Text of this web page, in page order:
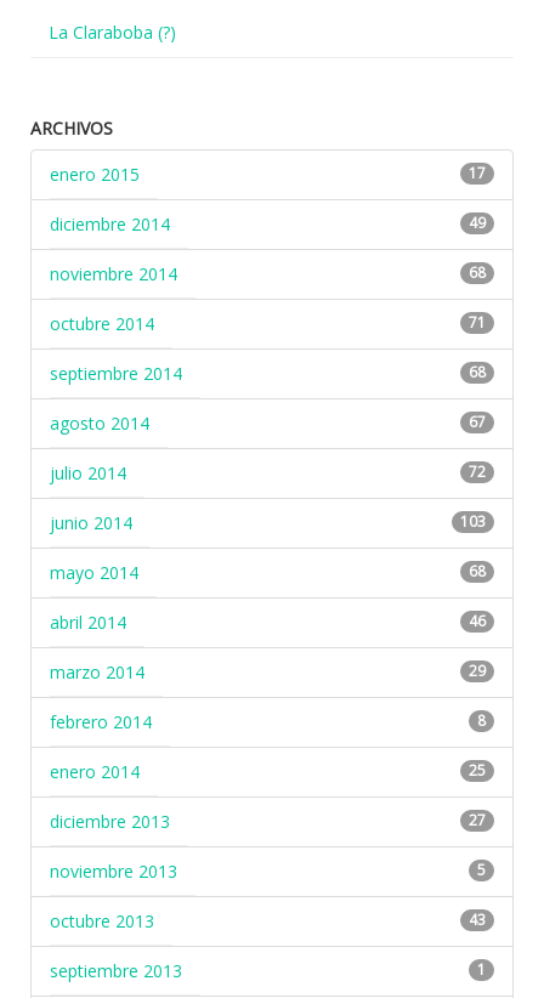
La Claraboba (?)
ARCHIVOS
enero 2015
17
diciembre 2014 49
noviembre 2014 68
octubre 2014 71
septiembre 2014 68
agosto 2014 67
julio 2014 72
junio 2014 103
mayo 2014 68
abril 2014 46
marzo 2014 29
febrero 2014 8
enero 2014 25
diciembre 2013 27
noviembre 2013 5
octubre 2013 43
septiembre 2013 1